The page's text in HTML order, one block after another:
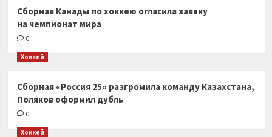
Сборная Канады по хоккею огласила заявку
на чемпионат мира
0
Хоккей
Сборная «Россия 25» разгромила команду Казахстана,
Поляков оформил дубль
0
Хоккей